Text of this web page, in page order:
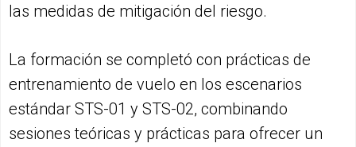
las medidas de mitigación del riesgo.
La formación se completó con prácticas de
entrenamiento de vuelo en los escenarios
estándar STS-01 y STS-02, combinando
sesiones teóricas y prácticas para ofrecer un